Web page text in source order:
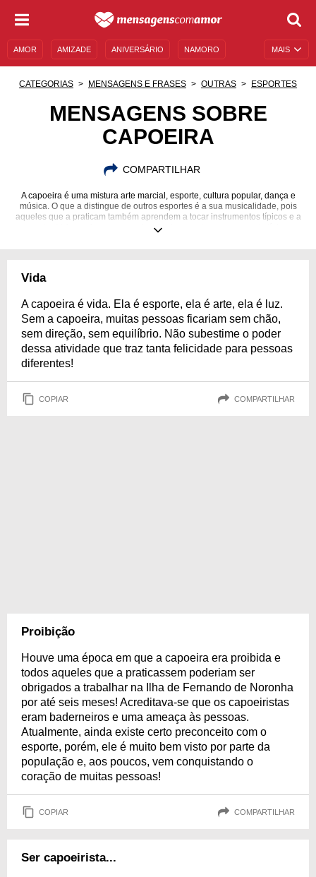
MAIS
AMOR AMIZADE ANIVERSÁRIO NAMORO
MENSAGENS DE ANIVERSÁRIO
CATEGORIAS MENSAGENS E FRASES OUTRAS ESPORTES
MENSAGENS SOBRE
CAPOEIRA
COMPARTILHAR
A capoeira é uma mistura arte marcial, esporte, cultura popular, dança e
música. O que a distingue de outros esportes é a sua musicalidade, pois
aqueles que a praticam também aprendem a tocar instrumentos típicos e a
cantar. Veja aqui mensagens inspiradoras sobre esse esporte típico
Vida
A capoeira é vida. Ela é esporte, ela é arte, ela é luz.
Sem a capoeira, muitas pessoas ficariam sem chão,
sem direção, sem equilíbrio. Não subestime o poder
dessa atividade que traz tanta felicidade para pessoas
diferentes!
COPIAR COMPARTILHAR
Proibição
Houve uma época em que a capoeira era proibida e
todos aqueles que a praticassem poderiam ser
obrigados a trabalhar na Ilha de Fernando de Noronha
por até seis meses! Acreditava-se que os capoeiristas
eram baderneiros e uma ameaça às pessoas.
Atualmente, ainda existe certo preconceito com o
esporte, porém, ele é muito bem visto por parte da
população e, aos poucos, vem conquistando o
coração de muitas pessoas!
COPIAR COMPARTILHAR
Ser capoeirista...